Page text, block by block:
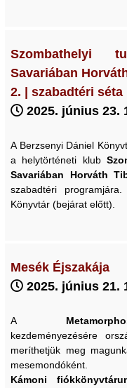
Szombathelyi
Savariában
2. | szabadtéri séta
2025. június 23.
A Berzsenyi Dániel
a helytörténeti klub
Savariában
Horváth
szabadtéri programjára.
Könyvtár (bejárat előtt).
Mesék Éjszakája
2025. június 21.
A
kezdeményezésére
meríthetjük meg
mesemondóként.
Kámoni